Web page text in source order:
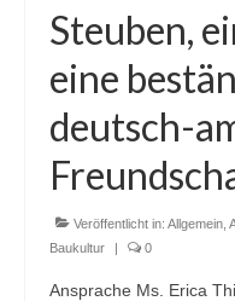
Steuben,
eine
deutsch-
Veröffentlicht in: Allgemein
Baukultur
| 0
Ansprache Ms. Erica